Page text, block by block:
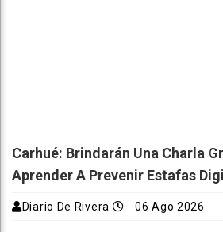
Carhué: Brindarán Una Charla
Aprender A Prevenir Estafas
Diario De Rivera 06 Ago 2026